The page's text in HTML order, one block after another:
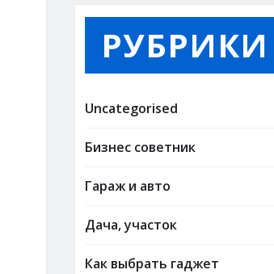
РУБРИКИ
Uncategorised
Бизнес советник
Гараж и авто
Дача, участок
Как выбрать гаджет